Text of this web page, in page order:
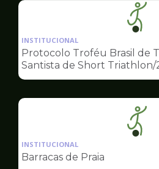
da
de
INSTITUCIONAL
Protocolo Troféu Brasil de
Santista de Short Triathlon/
da
INSTITUCIONAL
Barracas de Praia